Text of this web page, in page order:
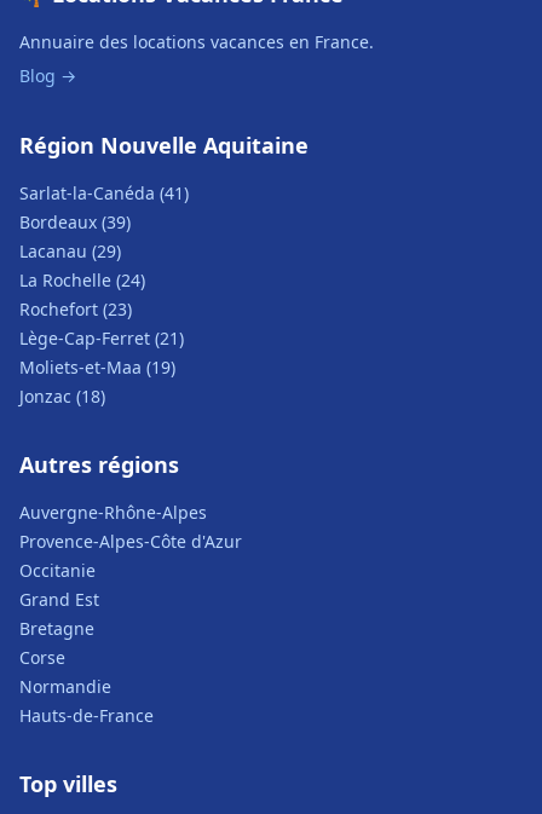
Annuaire des locations vacances en France.
Blog →
Région Nouvelle Aquitaine
Sarlat-la-Canéda (41)
Bordeaux (39)
Lacanau (29)
La Rochelle (24)
Rochefort (23)
Lège-Cap-Ferret (21)
Moliets-et-Maa (19)
Jonzac (18)
Autres régions
Auvergne-Rhône-Alpes
Provence-Alpes-Côte d'Azur
Occitanie
Grand Est
Bretagne
Corse
Normandie
Hauts-de-France
Top villes